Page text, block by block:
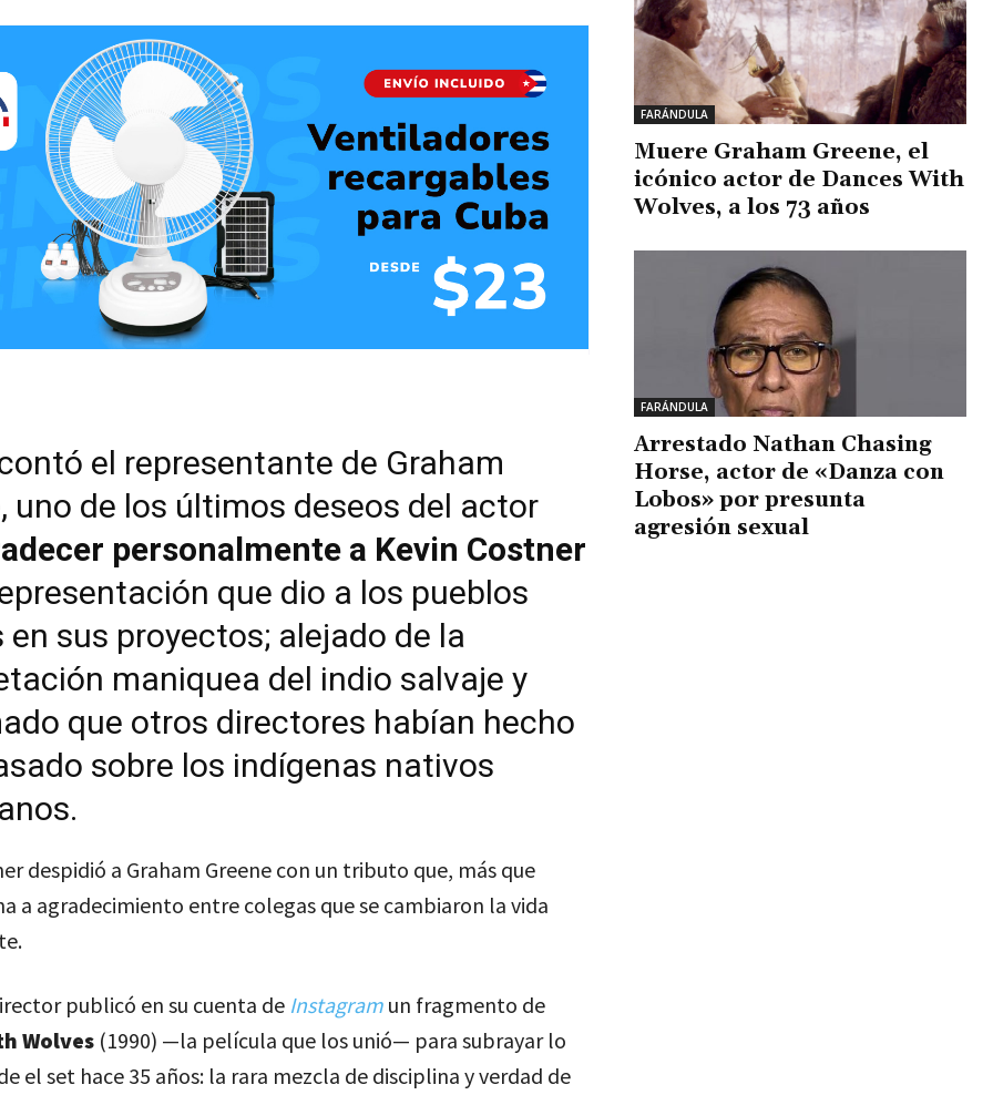
el representante de Graham
uno de los últimos deseos del actor
personalmente a Kevin Costner
que dio a los pueblos
en sus proyectos; alejado de la
maniquea del indio salvaje y
que otros directores habían hecho
sobre los indígenas nativos
despidió a Graham Greene con un tributo que, más que
a agradecimiento entre colegas que se cambiaron la vida
publicó en su cuenta de Instagramun fragmento de
Wolves(1990) —la película que los unió— para subrayar lo
el set hace 35 años: la rara mezcla de disciplina y verdad de
FARÁNDULA
Muere Graham Greene, el
icónico actor de Dances With
Wolves, a los 73 años
FARÁNDULA
Arrestado Nathan Chasing
Horse, actor de «Danza con
Lobos» por presunta
agresión sexual